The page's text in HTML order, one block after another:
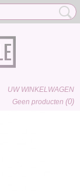
UW WINKELWAGEN
Geen producten (0)